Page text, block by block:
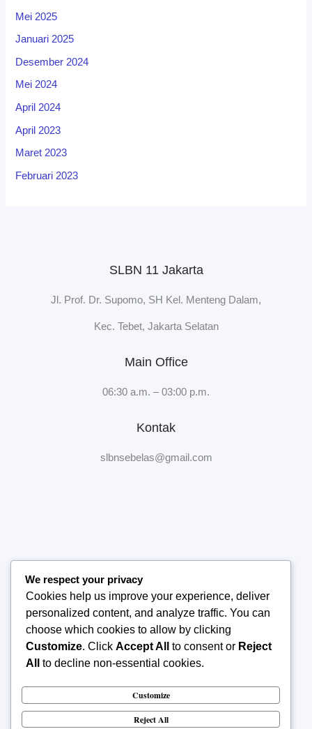
Mei 2025
Januari 2025
Desember 2024
Mei 2024
April 2024
April 2023
Maret 2023
Februari 2023
SLBN 11 Jakarta
Jl. Prof. Dr. Supomo, SH Kel. Menteng Dalam,
Kec. Tebet, Jakarta Selatan
Main Office
06:30 a.m. – 03:00 p.m.
Kontak
slbnsebelas@gmail.com
Tentang Sekolah
Manajemen Sekolah
Publikasi
Kontak Kami
We respect your privacy
Cookies help us improve your experience, deliver
personalized content, and analyze traffic. You can
choose which cookies to allow by clicking
Customize. Click Accept All to consent or Reject
All
to decline non-essential cookies.
Customize
Reject All